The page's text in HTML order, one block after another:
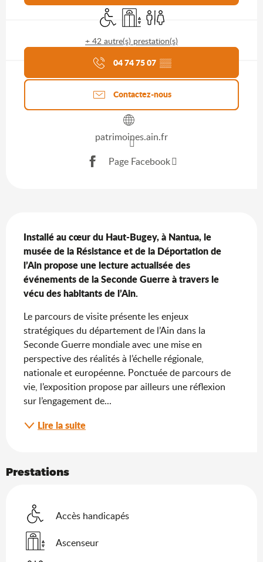
Accès handicapés
Ascenseur
Toilettes
+ 42 autre(s) prestation(s)
Agenda du moment
04 74 75 07 ▒▒
Contactez-nous
patrimoines.ain.fr
Page Facebook
Installé au cœur du Haut-Bugey, à Nantua, le
musée de la Résistance et de la Déportation de
l’Ain propose une lecture actualisée des
événements de la Seconde Guerre à travers le
vécu des habitants de l’Ain.
Le parcours de visite présente les enjeux
stratégiques du département de l’Ain dans la
Seconde Guerre mondiale avec une mise en
perspective des réalités à l’échelle régionale,
nationale et européenne. Ponctuée de parcours de
vie, l’exposition propose par ailleurs une réflexion
sur l’engagement de...
Lire la suite
Prestations
Accès handicapés
Ascenseur